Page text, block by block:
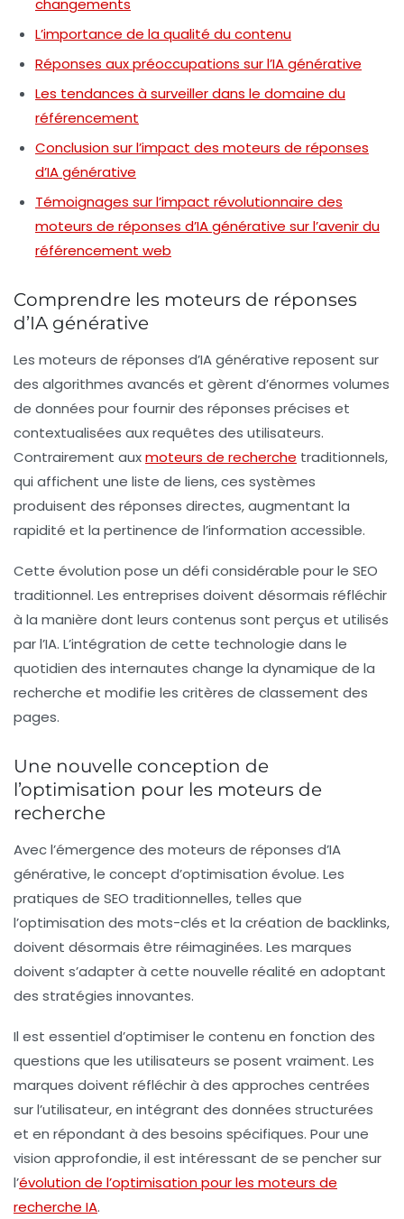
changements
L’importance de la qualité du contenu
Réponses aux préoccupations sur l’IA générative
Les tendances à surveiller dans le domaine du
référencement
Conclusion sur l’impact des moteurs de réponses
d’IA générative
Témoignages sur l’impact révolutionnaire des
moteurs de réponses d’IA générative sur l’avenir du
référencement web
Comprendre les moteurs de réponses
d’IA générative
Les moteurs de réponses d’IA générative reposent sur
des algorithmes avancés et gèrent d’énormes volumes
de données pour fournir des réponses précises et
contextualisées aux requêtes des utilisateurs.
Contrairement auxmoteurs de recherche traditionnels,
qui affichent une liste de liens, ces systèmes
produisent des réponses directes, augmentant la
rapidité et la pertinence de l’information accessible.
Cette évolution pose un défi considérable pour le SEO
traditionnel. Les entreprises doivent désormais réfléchir
à la manière dont leurs contenus sont perçus et utilisés
par l’IA. L’intégration de cette technologie dans le
quotidien des internautes change la dynamique de la
recherche et modifie les critères de classement des
pages.
Une nouvelle conception de
l’optimisation pour les moteurs de
recherche
Avec l’émergence des moteurs de réponses d’IA
générative, le concept d’optimisation évolue. Les
pratiques de SEO traditionnelles, telles que
l’optimisation des mots-clés et la création de backlinks,
doivent désormais être réimaginées. Les marques
doivent s’adapter à cette nouvelle réalité en adoptant
des stratégies innovantes.
Il est essentiel d’optimiser le contenu en fonction des
questions que les utilisateurs se posent vraiment. Les
marques doivent réfléchir à des approches centrées
sur l’utilisateur, en intégrant des données structurées
et en répondant à des besoins spécifiques. Pour une
vision approfondie, il est intéressant de se pencher sur
l’évolution de l’optimisation pour les moteurs de
recherche IA.